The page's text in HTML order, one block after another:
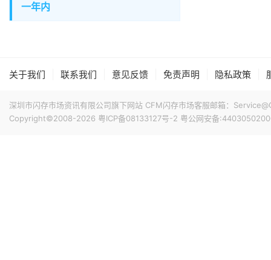
一年内
关于我们 联系我们 意见反馈 免责声明 隐私政策
深圳市闪存市场资讯有限公司旗下网站 CFM闪存市场客服邮箱：
Copyright©2008-2026 粤ICP备08133127号-2 粤公网安备